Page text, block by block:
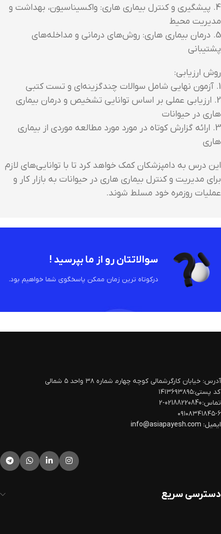
4. پیشگیری و کنترل بیماری هاری: واکسیناسیون، بهداشت و
مدیریت محیط
5. درمان بیماری هاری: روش‌های درمانی و مداخله‌های
پشتیبانی
روش ارزیابی:
1. آزمون نهایی شامل سوالات چندگزینه‌ای و تست کتبی
2. ارزیابی عملی بر اساس توانایی تشخیص و درمان بیماری
هاری در حیوانات
3. ارائه گزارش کوتاه در مورد مورد مطالعه موردی از بیماری
هاری
این درس به دامپزشکان کمک خواهد کرد تا با توانایی‌های لازم
برای مدیریت و کنترل بیماری هاری در حیوانات به بازار کار و
عملیات روزمره خود مسلط شوند.
سوالاتتان رو از ما بپرسید !
درکوتاه ترین زمان ممکن پاسخگوی شما خواهیم بود.
آدرس: خیابان کارگرشمالی کوچه چهارم‍ شماره ۳۸ واحد ۵ شمالی
کد پستی:۱۴۱۳۶۹۳۸۹۵
تماس: 02188220840-2
۰۹۱۰۸۳۴۱۸۴۵-۶
ایمیل:
دسترسی سریع